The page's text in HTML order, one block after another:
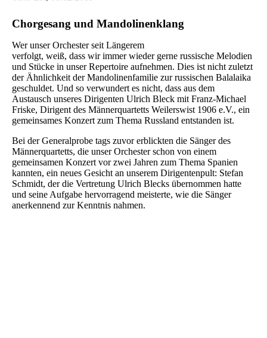
Chorgesang und Mandolinenklang
Wer unser Orchester seit Längerem
verfolgt, weiß, dass wir immer wieder gerne russische Melodien
und Stücke in unser Repertoire aufnehmen. Dies ist nicht zuletzt
der Ähnlichkeit der Mandolinenfamilie zur russischen Balalaika
geschuldet. Und so verwundert es nicht, dass aus dem
Austausch unseres Dirigenten Ulrich Bleck mit Franz-Michael
Friske, Dirigent des Männerquartetts Weilerswist 1906 e.V., ein
gemeinsames Konzert zum Thema Russland entstanden ist.
Bei der Generalprobe tags zuvor erblickten die Sänger des
Männerquartetts, die unser Orchester schon von einem
gemeinsamen Konzert vor zwei Jahren zum Thema Spanien
kannten, ein neues Gesicht an unserem Dirigentenpult: Stefan
Schmidt, der die Vertretung Ulrich Blecks übernommen hatte
und seine Aufgabe hervorragend meisterte, wie die Sänger
anerkennend zur Kenntnis nahmen.